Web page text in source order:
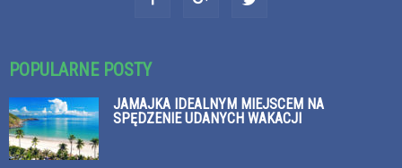
POPULARNE POSTY
JAMAJKA IDEALNYM MIEJSCEM NA
SPĘDZENIE UDANYCH WAKACJI